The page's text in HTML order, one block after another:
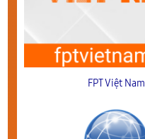
FPT Việt Nam